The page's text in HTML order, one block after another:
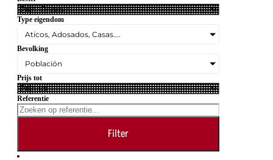
Type eigendom
Aticos, Adosados, Casas....
Bevolking
Población
Prijs tot
Referentie
Filter